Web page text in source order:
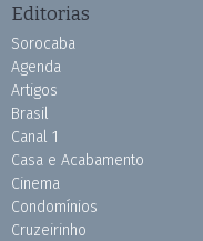
Editorias
Sorocaba
Agenda
Artigos
Brasil
Canal 1
Casa e Acabamento
Cinema
Condomínios
Cruzeirinho